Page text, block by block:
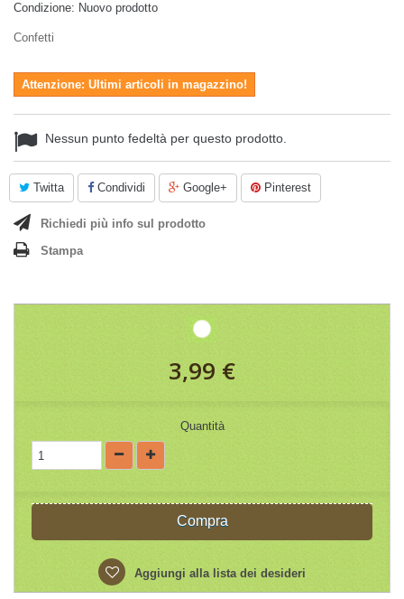
Condizione: Nuovo prodotto
Confetti
Attenzione: Ultimi articoli in magazzino!
Nessun punto fedeltà per questo prodotto.
Twitta Condividi Google+ Pinterest
Richiedi più info sul prodotto
Stampa
3,99 €
Quantità
Compra
Aggiungi alla lista dei desideri